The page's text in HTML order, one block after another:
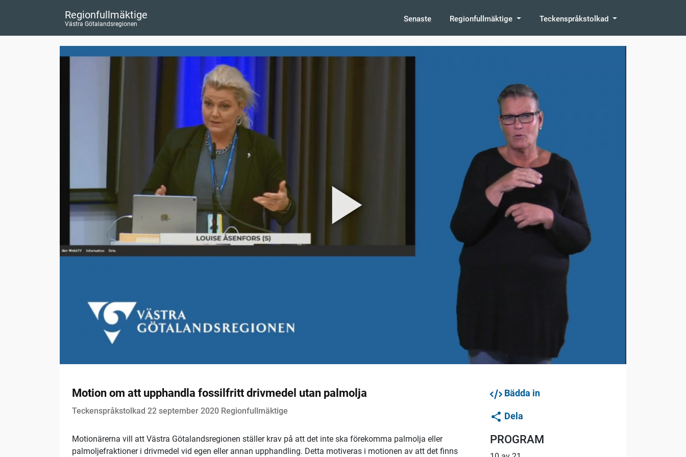
Regionfullmäktige
Västra Götalandsregionen
Senaste Regionfullmäktige Teckenspråkstolkad
Motion om att upphandla fossilfritt drivmedel utan palmolja
Teckenspråkstolkad 22 september 2020 Regionfullmäktige
Motionärerna vill att Västra Götalandsregionen ställer krav på att det inte ska förekomma palmolja eller
palmoljefraktioner i drivmedel vid egen eller annan upphandling. Detta motiveras i motionen av att det finns
Bädda in
Dela
PROGRAM